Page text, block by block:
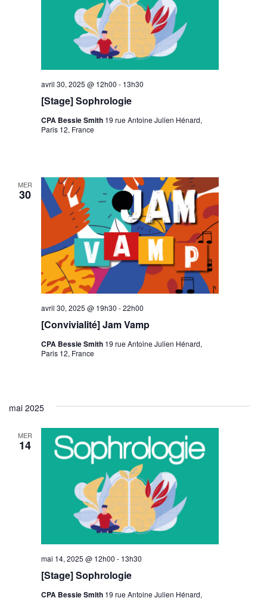
[Stage] Sophrologie
avril 30, 2025 @ 12h00 - 13h30
CPA Bessie Smith 19 rue Antoine Julien Hénard,
Paris 12, France
MER
30
[Convivialité] Jam Vamp
avril 30, 2025 @ 19h30 -22h00
CPA Bessie Smith 19 rue Antoine Julien Hénard,
Paris 12, France
mai 2025
MER
14
[Stage] Sophrologie
mai 14, 2025 @ 12h00 - 13h30
CPA Bessie Smith 19 rue Antoine Julien Hénard,